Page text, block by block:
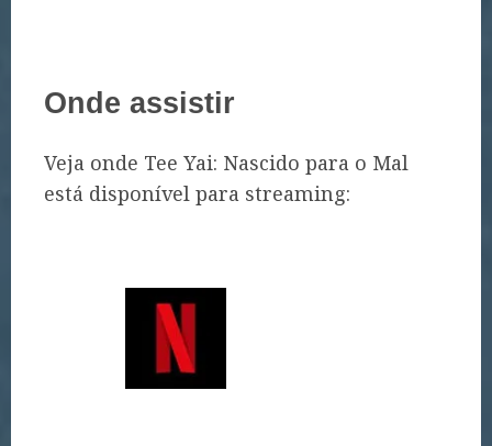
Onde assistir
Veja onde Tee Yai: Nascido para o Mal
está disponível para streaming: